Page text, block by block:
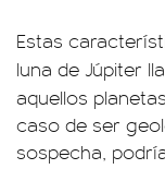
Estas
luna de Júpiter
aquellos
caso de ser
sospecha,